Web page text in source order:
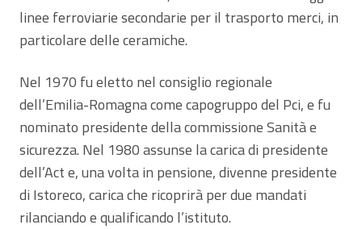
linee ferroviarie secondarie per il trasporto merci, in
particolare delle ceramiche.
Nel 1970 fu eletto nel consiglio regionale
dell’Emilia-Romagna come capogruppo del Pci, e fu
nominato presidente della commissione Sanità e
sicurezza. Nel 1980 assunse la carica di presidente
dell’Act e, una volta in pensione, divenne presidente
di Istoreco, carica che ricoprirà per due mandati
rilanciando e qualificando l’istituto.